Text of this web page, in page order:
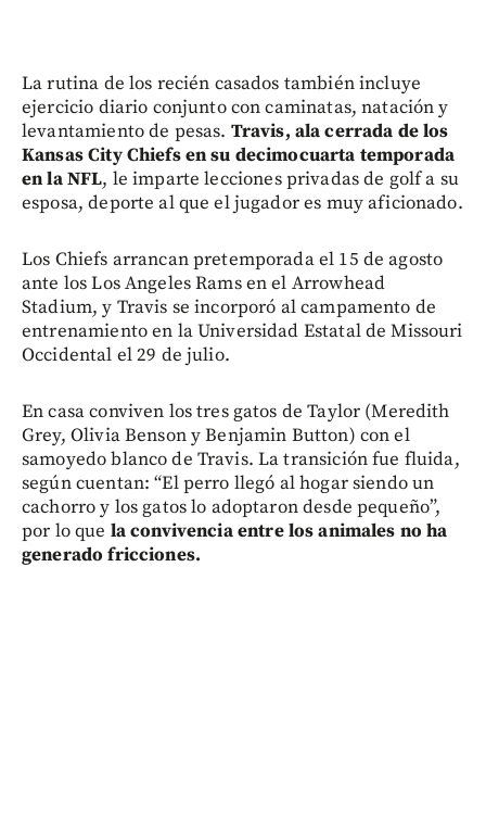
La rutina de los recién casados también incluye
ejercicio diario conjunto con caminatas, natación y
levantamiento de pesas. Travis, ala cerrada de los
Kansas City Chiefs en su decimocuarta temporada
en la NFL, le imparte lecciones privadas de golf a su
esposa, deporte al que el jugador es muy aficionado.
Los Chiefs arrancan pretemporada el 15 de agosto
ante los Los Angeles Rams en el Arrowhead
Stadium, y Travis se incorporó al campamento de
entrenamiento en la Universidad Estatal de Missouri
Occidental el 29 de julio.
En casa conviven los tres gatos de Taylor (Meredith
Grey, Olivia Benson y Benjamin Button) con el
samoyedo blanco de Travis. La transición fue fluida,
según cuentan: “El perro llegó al hogar siendo un
cachorro y los gatos lo adoptaron desde pequeño”,
por lo que la convivencia entre los animales no ha
generado fricciones.